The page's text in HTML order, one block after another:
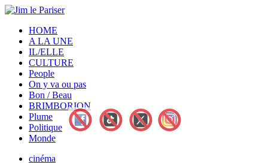
HOME
A LA UNE
IL/ELLE
CULTURE
People
On y va ou pas
Bon / Beau
BRIMBORION
Plume
Politique
Monde
cinéma